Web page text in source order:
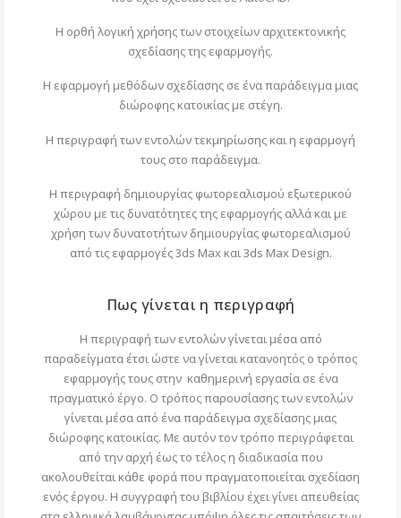
Η ορθή λογική χρήσης των στοιχείων αρχιτεκτονικής
σχεδίασης της εφαρμογής.
Η εφαρμογή μεθόδων σχεδίασης σε ένα παράδειγμα μιας
διώροφης κατοικίας με στέγη.
Η περιγραφή των εντολών τεκμηρίωσης και η εφαρμογή
τους στο παράδειγμα.
Η περιγραφή δημιουργίας φωτορεαλισμού εξωτερικού
χώρου με τις δυνατότητες της εφαρμογής αλλά και με
χρήση των δυνατοτήτων δημιουργίας φωτορεαλισμού
από τις εφαρμογές 3ds Max και 3ds Max Design.
Πως γίνεται η περιγραφή
Η περιγραφή των εντολών γίνεται μέσα από
παραδείγματα έτσι ώστε να γίνεται κατανοητός ο τρόπος
εφαρμογής τους στην καθημερινή εργασία σε ένα
πραγματικό έργο. Ο τρόπος παρουσίασης των εντολών
γίνεται μέσα από ένα παράδειγμα σχεδίασης μιας
διώροφης κατοικίας. Με αυτόν τον τρόπο περιγράφεται
από την αρχή έως το τέλος η διαδικασία που
ακολουθείται κάθε φορά που πραγματοποιείται σχεδίαση
ενός έργου. Η συγγραφή του βιβλίου έχει γίνει απευθείας